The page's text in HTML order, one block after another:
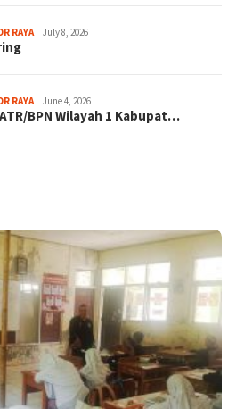
RAYA July 8, 2026
RAYA June 4, 2026
BPN Wilayah 1 Kabupat…